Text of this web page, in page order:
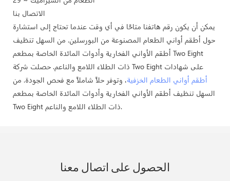
يمكن أن يكون رقم هاتفنا متاحًا في أي وقت عندما تحتاج إلى استشارة
حول أطقم أواني الطعام المصنوعة من البورسلين. من السهل تنظيف
أطقم الأواني الفخارية وأدوات المائدة الخاصة بمطعم Two Eight
ذات الطلاء اللامع والناعم. حصلت شركة Two Eight على شهادات
أطقم أواني الطعام الخزفية، وتوفر حلاً شاملاً مع فحص الجودة. من
السهل تنظيف أطقم الأواني الفخارية وأدوات المائدة الخاصة بمطعم
Two Eight ذات الطلاء اللامع والناعم.
الحصول على اتصال معنا